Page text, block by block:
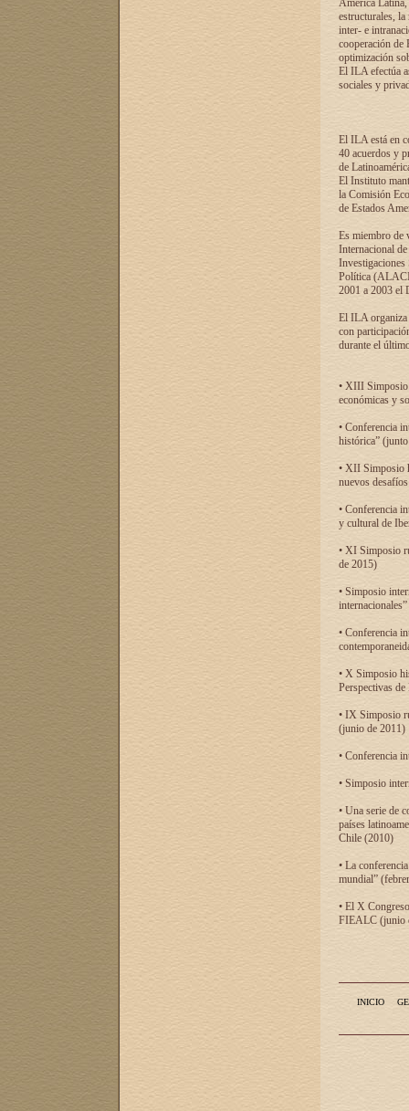
América Latina,
estructurales,
inter- e
cooperación de
optimización
El ILA efectúa
sociales y
El ILA está en
40 acuerdos y
de
El Instituto
la Comisión
de Estados
Es miembro de
Internacional
Investigaciones
Política
2001 a 2003 el
El ILA organiza
con
durante el
• XIII Simposio
económicas y
• Conferencia
histórica”
• XII Simposio
nuevos
• Conferencia
y cultural de
• XI Simposio
de 2015)
• Simposio
• Conferencia
• X Simposio
Perspectivas
• IX Simposio
(junio de 2011)
• Conferencia
• Simposio
• Una serie de
países
Chile (2010)
• La
mundial”
• El X
FIEALC (junio
INICIO